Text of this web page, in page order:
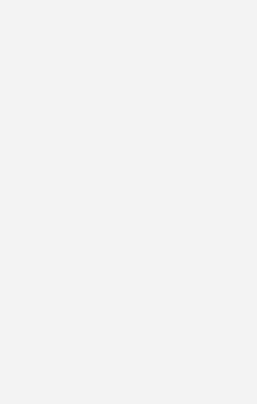
Einzelaufhängung zu